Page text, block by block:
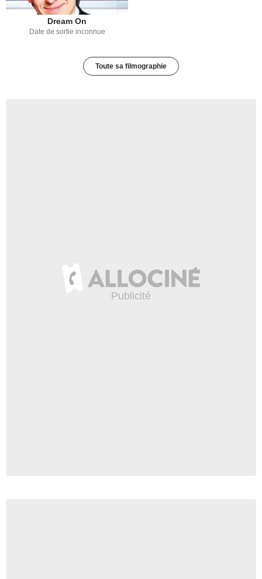
Dream On
Date de sortie inconnue
Toute sa filmographie